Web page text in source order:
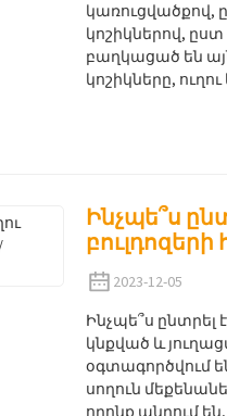
կառուցվածքով,
կոշիկներով, ըստ
բաղկացած են
կոշիկները,
Ինչպե՞ս
2023-12-05
Ինչպե՞ս ընտրել
կնքված և
օգտագործվում
սողուն